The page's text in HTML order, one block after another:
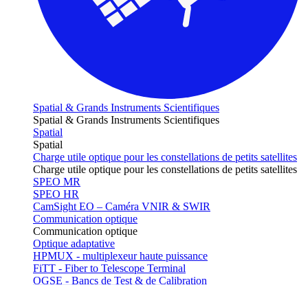
Spatial & Grands Instruments Scientifiques
Spatial & Grands Instruments Scientifiques
Spatial
Spatial
Charge utile optique pour les constellations de petits satellites
Charge utile optique pour les constellations de petits satellites
SPEO MR
SPEO HR
CamSight EO – Caméra VNIR & SWIR
Communication optique
Communication optique
Optique adaptative
HPMUX - multiplexeur haute puissance
FiTT - Fiber to Telescope Terminal
OGSE - Bancs de Test & de Calibration